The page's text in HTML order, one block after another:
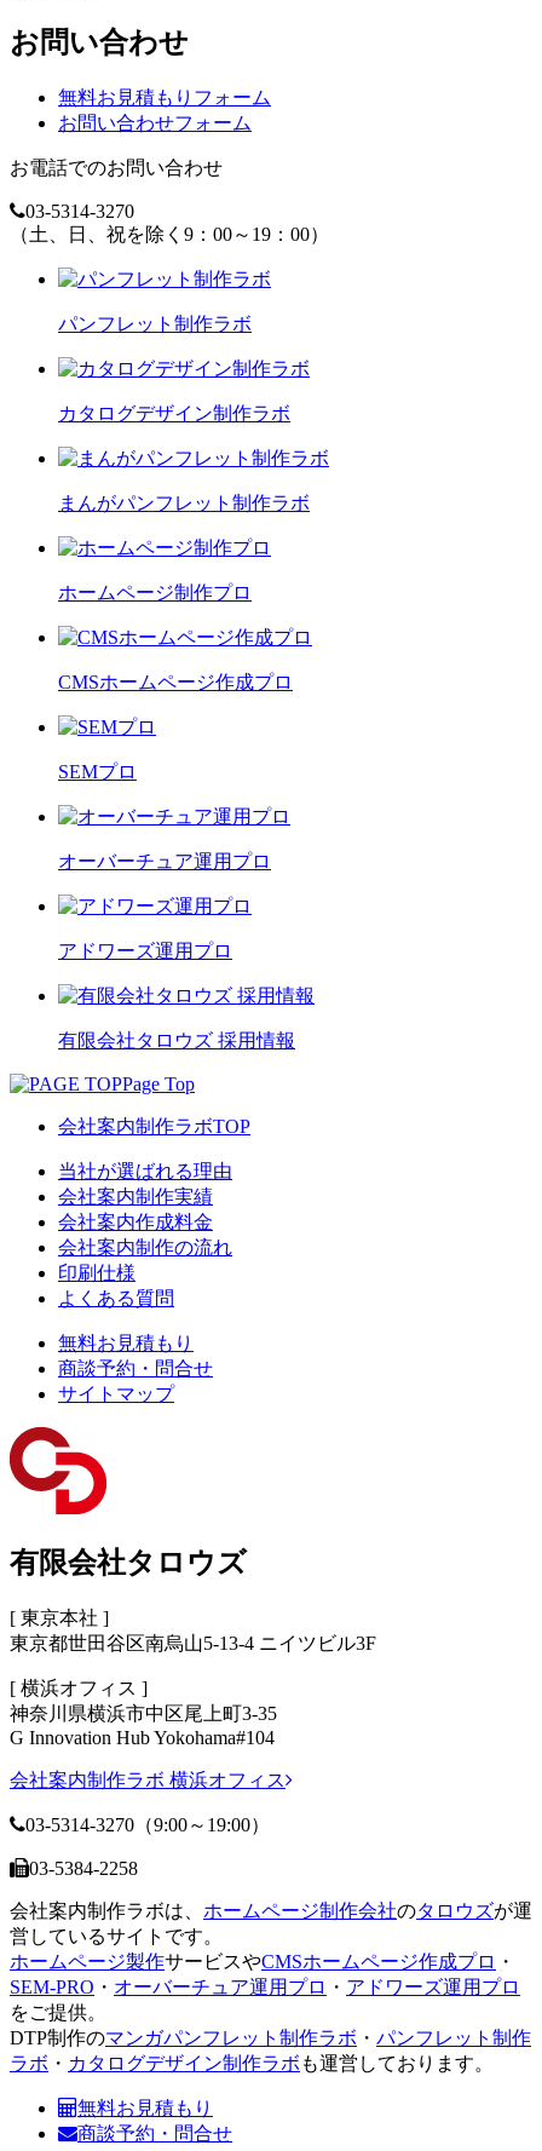
お問い合わせ
無料お見積もりフォーム
お問い合わせフォーム
お電話でのお問い合わせ
03-5314-3270
（土、日、祝を除く9：00～19：00）
パンフレット制作ラボ
カタログデザイン制作ラボ
まんがパンフレット制作ラボ
ホームページ制作プロ
CMSホームページ作成プロ
SEMプロ
オーバーチュア運用プロ
アドワーズ運用プロ
有限会社タロウズ 採用情報
Page Top
会社案内制作ラボTOP
当社が選ばれる理由
会社案内制作実績
会社案内作成料金
会社案内制作の流れ
印刷仕様
よくある質問
無料お見積もり
商談予約・問合せ
サイトマップ
有限会社タロウズ
[ 東京本社 ]
東京都世田谷区南烏山5-13-4 ニイツビル3F
[ 横浜オフィス ]
神奈川県横浜市中区尾上町3-35
G Innovation Hub Yokohama#104
会社案内制作ラボ 横浜オフィス
03-5314-3270 （9:00～19:00）
03-5384-2258
会社案内制作ラボは、 ホームページ制作会社のタロウズが運
営しているサイトです。
ホームページ製作サービスやCMSホームページ作成プロ ・
SEM-PRO ・ オーバーチュア運用プロ ・ アドワーズ運用プロ
をご提供。
DTP制作のマンガパンフレット制作ラボ ・ パンフレット制作
ラボ ・ カタログデザイン制作ラボ も運営しております。
無料お見積もり
商談予約・問合せ